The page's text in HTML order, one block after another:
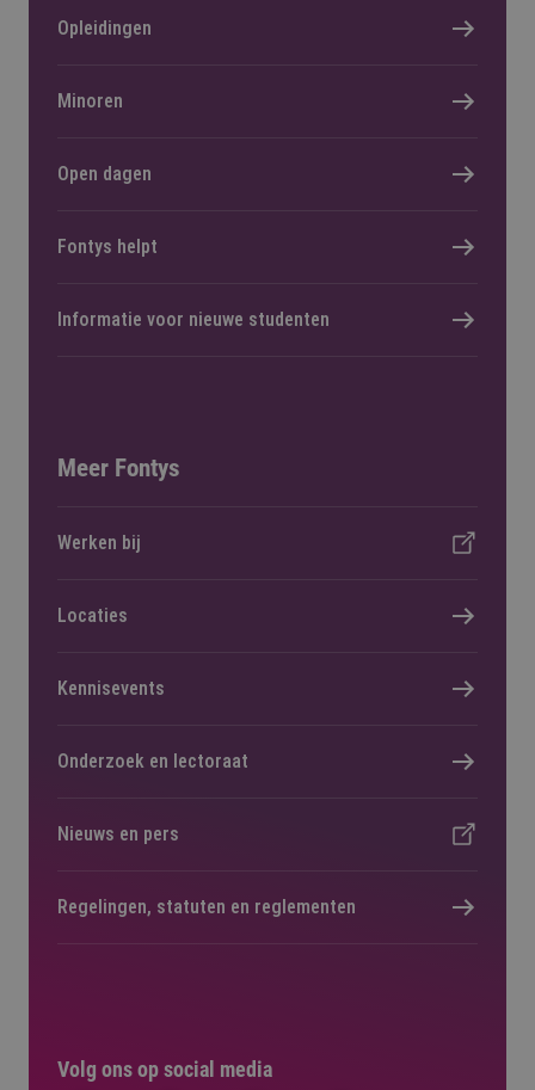
Volg ons op social media
Opleidingen
Minoren
Open dagen
Fontys helpt
Informatie voor nieuwe studenten
Meer Fontys
Werken bij
Locaties
Kennisevents
Onderzoek en lectoraat
Nieuws en pers
Regelingen, statuten en reglementen